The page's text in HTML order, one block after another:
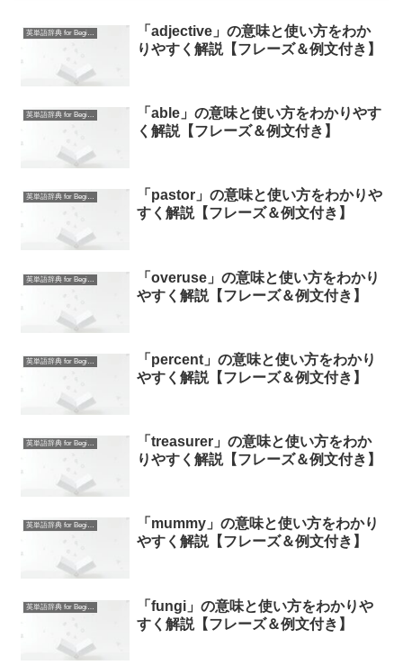
英単語辞典 for Beginners
「adjective」の意味と使い方をわか
りやすく解説【フレーズ＆例文付き】
英単語辞典 for Beginners
「able」の意味と使い方をわかりやす
く解説【フレーズ＆例文付き】
英単語辞典 for Beginners
「pastor」の意味と使い方をわかりや
すく解説【フレーズ＆例文付き】
英単語辞典 for Beginners
「overuse」の意味と使い方をわかり
やすく解説【フレーズ＆例文付き】
英単語辞典 for Beginners
「percent」の意味と使い方をわかり
やすく解説【フレーズ＆例文付き】
英単語辞典 for Beginners
「treasurer」の意味と使い方をわか
りやすく解説【フレーズ＆例文付き】
英単語辞典 for Beginners
「mummy」の意味と使い方をわかり
やすく解説【フレーズ＆例文付き】
英単語辞典 for Beginners
「fungi」の意味と使い方をわかりや
すく解説【フレーズ＆例文付き】